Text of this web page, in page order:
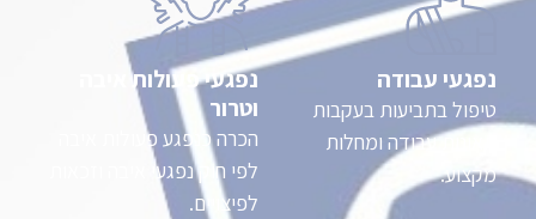
נפגעי עבודה
טיפול בתביעות בעקבות
תאונות עבודה ומחלות
מקצוע.
נפגעי פעולות איבה
וטרור
הכרה כנפגע פעולות איבה
לפי חוק נפגעי איבה וזכאות
לפיצויים.